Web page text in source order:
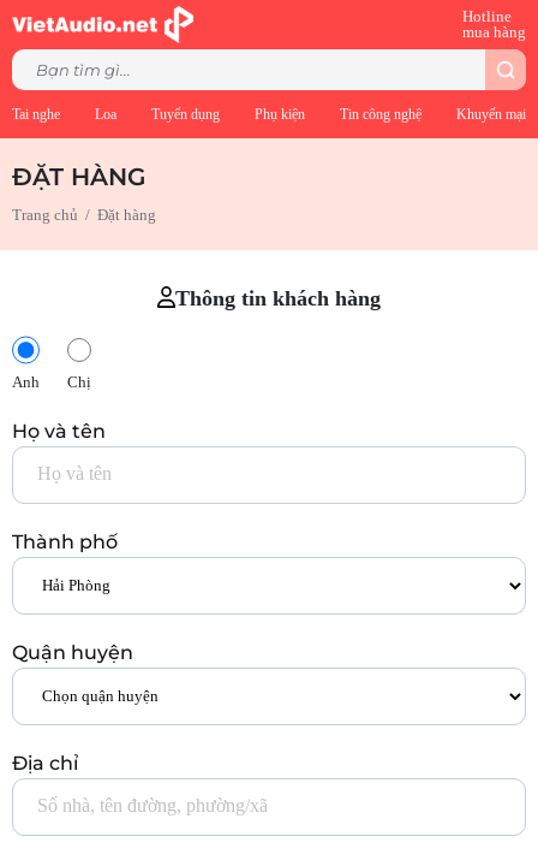
Hotline
mua hàng
Tai nghe Loa Tuyển dụng Phụ kiện Tin công nghệ Khuyến mại
ĐẶT HÀNG
Trang chủ / Đặt hàng
Thông tin khách hàng
Anh Chị
Họ và tên
Thành phố
Quận huyện
Địa chỉ